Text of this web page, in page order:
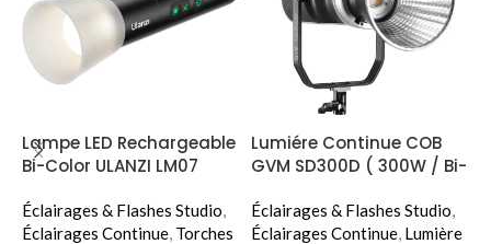
Lampe LED Rechargeable
Bi-Color ULANZI LM07
Éclairages & Flashes Studio,
Éclairages Continue, Torches
Lumiére Continue COB
GVM SD300D ( 300W / Bi-
Éclairages & Flashes Studio,
Éclairages Continue, Lumière